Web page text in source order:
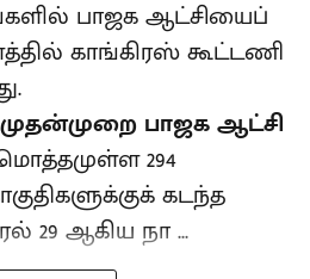
பாஜக ஆட்சியைப்
காங்கிரஸ் கூட்டணி
பாஜக ஆட்சி
294
கடந்த
29 ஆகிய நா ...